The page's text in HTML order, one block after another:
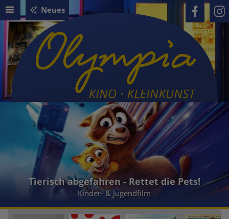
Neues
Tierisch abgefahren - Rettet die Pets!
Kinder- & Jugendfilm